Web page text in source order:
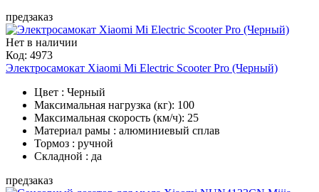
предзаказ
Нет в наличии
Код: 4973
Электросамокат Xiaomi Mi Electric Scooter Pro (Черный)
Цвет : Черный
Максимальная нагрузка (кг): 100
Максимальная скорость (км/ч): 25
Материал рамы : алюминиевый сплав
Тормоз : ручной
Складной : да
предзаказ